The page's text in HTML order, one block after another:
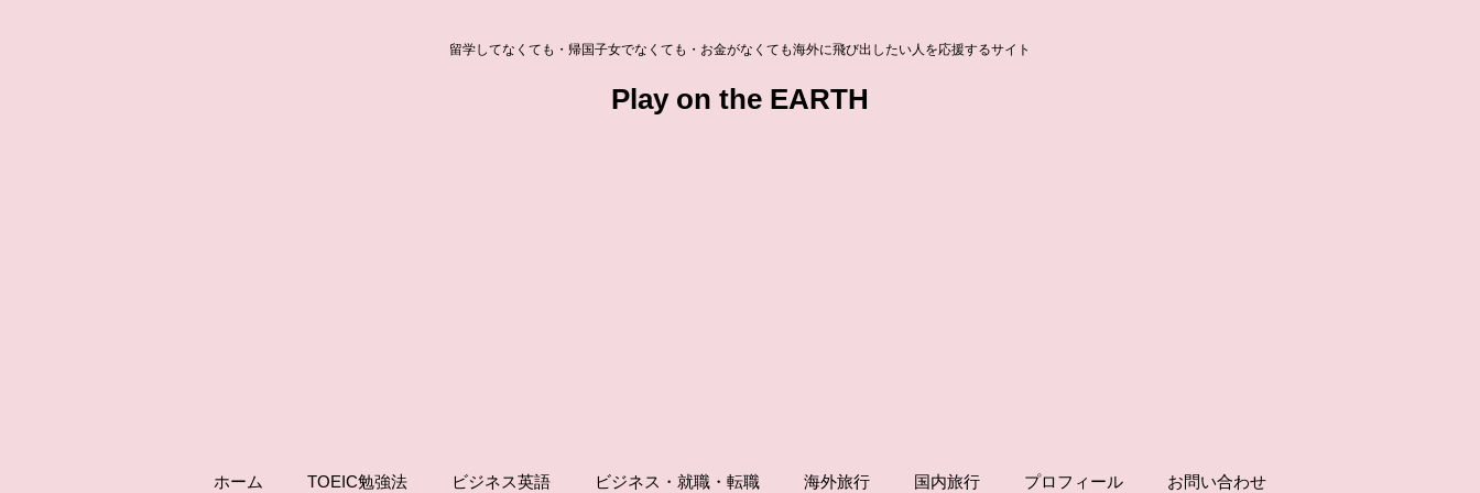
留学してなくても・帰国子女でなくても・お金がなくても海外に飛び出したい人を応援するサイト
Play on the EARTH
ホーム TOEIC勉強法 ビジネス英語 ビジネス・就職・転職 海外旅行 国内旅行 プロフィール お問い合わせ